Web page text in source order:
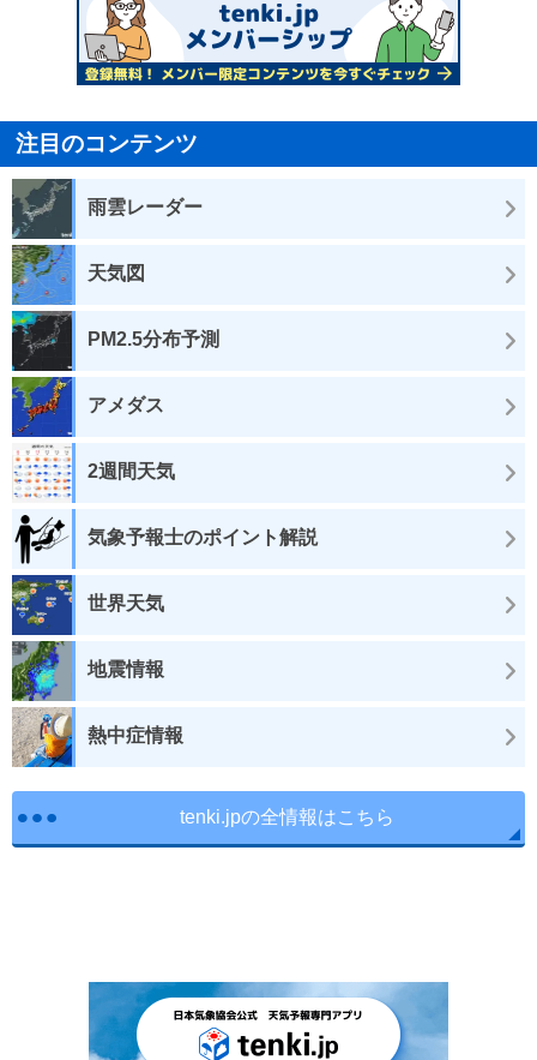
注目のコンテンツ
雨雲レーダー
天気図
PM2.5分布予測
アメダス
2週間天気
気象予報士のポイント解説
世界天気
地震情報
熱中症情報
tenki.jpの全情報はこちら